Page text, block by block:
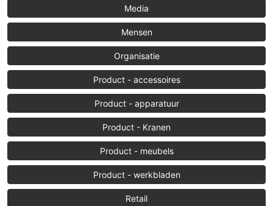
Media
Mensen
Organisatie
Product - accessoires
Product - apparatuur
Product - Kranen
Product - meubels
Product - werkbladen
Retail